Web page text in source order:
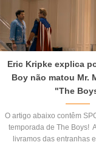
Eric Kripke explica
Boy não matou Mr.
"The
O artigo abaixo contêm
temporada de The Boys!
livramos das entranhas